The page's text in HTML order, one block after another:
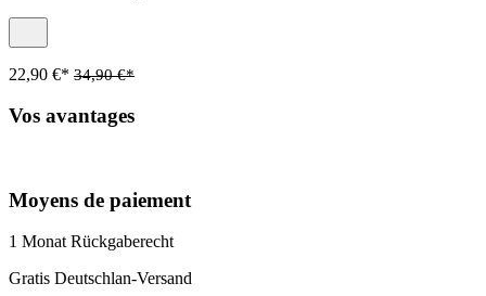
22,90 €* 34,90 €*
Vos avantages
Moyens de paiement
1 Monat Rückgaberecht
Gratis Deutschlan-Versand